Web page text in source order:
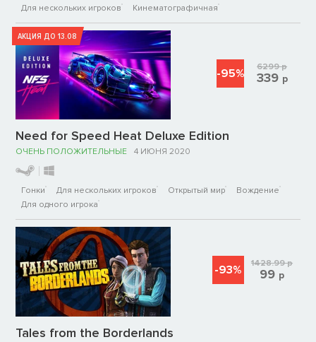
Для нескольких игроков
Кинематографичная
АКЦИЯ ДО 13.08
Need for Speed Heat Deluxe Edition
ОЧЕНЬ ПОЛОЖИТЕЛЬНЫЕ 4 ИЮНЯ 2020
Гонки Для нескольких игроков Открытый мир
Вождение
Для одного игрока
-95% 6299р
339 р
Tales from the Borderlands
-93% 1428.99р
99 р